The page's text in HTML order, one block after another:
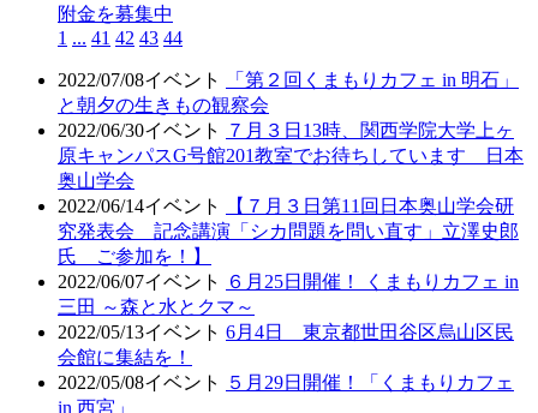
附金を募集中
1 ... 41 42 43 44
2022/07/08イベント
「第２回くまもりカフェ in 明石」
と朝夕の生きもの観察会
2022/06/30イベント
７月３日13時、関西学院大学上ヶ
原キャンパスG号館201教室でお待ちしています 日本
奥山学会
2022/06/14イベント
【７月３日第11回日本奥山学会研
究発表会 記念講演「シカ問題を問い直す」立澤史郎
氏 ご参加を！】
2022/06/07イベント
６月25日開催！ くまもりカフェ in
三田 ～森と水とクマ～
2022/05/13イベント 6月4日 東京都世田谷区烏山区民
会館に集結を！
2022/05/08イベント
５月29日開催！「くまもりカフェ
in 西宮」